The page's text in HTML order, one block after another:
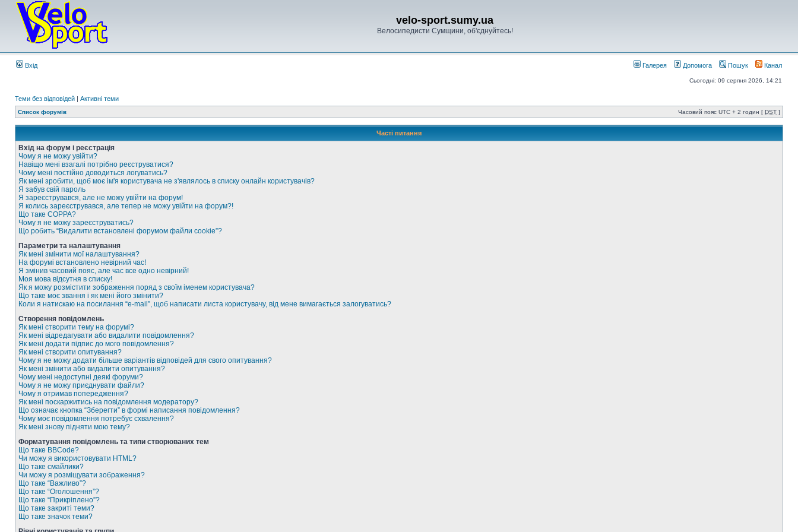
velo-sport.sumy.ua
Велосипедисти Сумщини, об'єднуйтесь!
Вхід Галерея Допомога Пошук Канал
Сьогодні: 09 серпня 2026, 14:21
Теми без відповідей | Активні теми
Список форумів Часовий пояс UTC + 2 годин [ DST ]
Часті питання
Вхід на форум і реєстрація
Чому я не можу увійти?
Навіщо мені взагалі потрібно реєструватися?
Чому мені постійно доводиться логуватись?
Як мені зробити, щоб моє ім'я користувача не з'являлось в списку онлайн користувачів?
Я забув свій пароль
Я зареєструвався, але не можу увійти на форум!
Я колись зареєструвався, але тепер не можу увійти на форум?!
Що таке COPPA?
Чому я не можу зареєструватись?
Що робить “Видалити встановлені форумом файли cookie”?
Параметри та налаштування
Як мені змінити мої налаштування?
На форумі встановлено невірний час!
Я змінив часовий пояс, але час все одно невірний!
Моя мова відсутня в списку!
Як я можу розмістити зображення поряд з своїм іменем користувача?
Що таке моє звання і як мені його змінити?
Коли я натискаю на посилання “e-mail”, щоб написати листа користувачу, від мене вимагається залогуватись?
Створення повідомлень
Як мені створити тему на форумі?
Як мені відредагувати або видалити повідомлення?
Як мені додати підпис до мого повідомлення?
Як мені створити опитування?
Чому я не можу додати більше варіантів відповідей для свого опитування?
Як мені змінити або видалити опитування?
Чому мені недоступні деякі форуми?
Чому я не можу приєднувати файли?
Чому я отримав попередження?
Як мені поскаржитись на повідомлення модератору?
Що означає кнопка “Зберегти” в формі написання повідомлення?
Чому моє повідомлення потребує схвалення?
Як мені знову підняти мою тему?
Форматування повідомлень та типи створюваних тем
Що таке BBCode?
Чи можу я використовувати HTML?
Що таке смайлики?
Чи можу я розміщувати зображення?
Що таке “Важливо”?
Що таке “Оголошення”?
Що таке “Прикріплено”?
Що таке закриті теми?
Що таке значок теми?